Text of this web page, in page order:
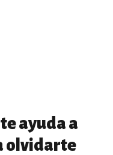
ayuda a
olvidarte